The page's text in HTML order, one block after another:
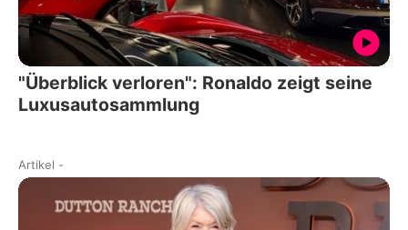
"Überblick verloren": Ronaldo zeigt seine
Luxusautosammlung
Artikel -